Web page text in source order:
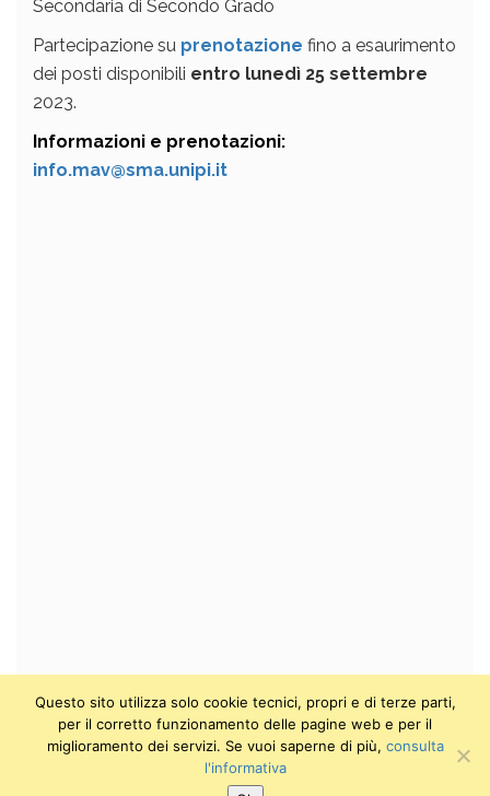
Secondaria di Secondo Grado
Partecipazione su prenotazione fino a esaurimento
dei posti disponibili entro lunedì 25 settembre
2023.
Informazioni e prenotazioni:
info.mav@sma.unipi.it
Questo sito utilizza solo cookie tecnici, propri e di terze parti,
per il corretto funzionamento delle pagine web e per il
miglioramento dei servizi. Se vuoi saperne di più, consulta
l'informativa